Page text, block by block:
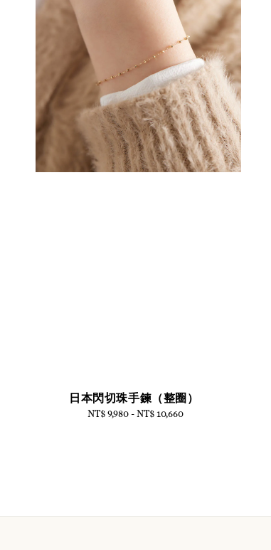
日本閃切珠手鍊（整圈）
Regular
NT$ 9,980-NT$ 10,660